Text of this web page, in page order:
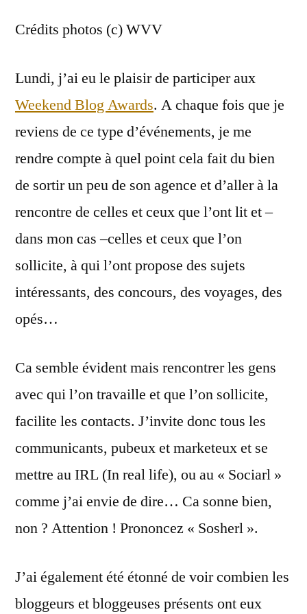
Crédits photos (c) WVV
Lundi, j’ai eu le plaisir de participer aux
Weekend Blog Awards. A chaque fois que je
reviens de ce type d’événements, je me
rendre compte à quel point cela fait du bien
de sortir un peu de son agence et d’aller à la
rencontre de celles et ceux que l’ont lit et –
dans mon cas –celles et ceux que l’on
sollicite, à qui l’ont propose des sujets
intéressants, des concours, des voyages, des
opés…
Ca semble évident mais rencontrer les gens
avec qui l’on travaille et que l’on sollicite,
facilite les contacts. J’invite donc tous les
communicants, pubeux et marketeux et se
mettre au IRL (In real life), ou au « Sociarl »
comme j’ai envie de dire… Ca sonne bien,
non ? Attention ! Prononcez « Sosherl ».
J’ai également été étonné de voir combien les
bloggeurs et bloggeuses présents ont eux